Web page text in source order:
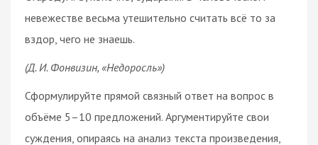
невежестве весьма утешительно считать всё то за
вздор, чего не знаешь.
(Д. И. Фонвизин, «Недоросль»)
Сформулируйте прямой связный ответ на вопрос в
объёме 5–10 предложений. Аргументируйте свои
суждения, опираясь на анализ текста произведения,